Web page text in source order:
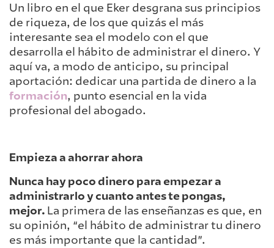
Un libro en el que Eker desgrana sus principios
de riqueza, de los que quizás el más
interesante sea el modelo con el que
desarrolla el hábito de administrar el dinero. Y
aquí va, a modo de anticipo, su principal
aportación: dedicar una partida de dinero a la
formación, punto esencial en la vida
profesional del abogado.
Empieza a ahorrar ahora
Nunca hay poco dinero para empezar a
administrarlo y cuanto antes te pongas,
mejor. La primera de las enseñanzas es que, en
su opinión, “el hábito de administrar tu dinero
es más importante que la cantidad”.